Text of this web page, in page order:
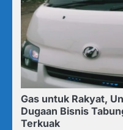
Gas untuk Rakyat,
Dugaan Bisnis
Terkuak